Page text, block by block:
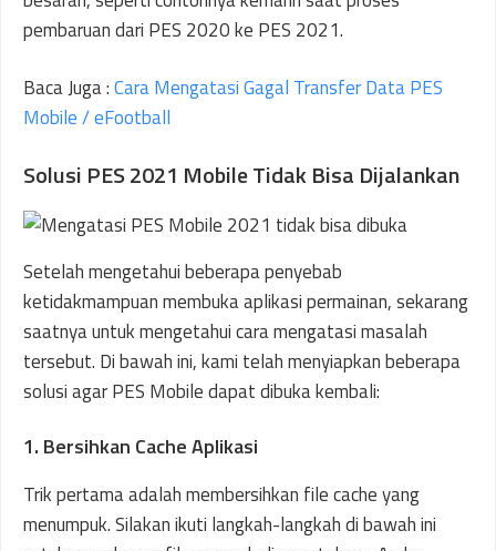
pembaruan dari PES 2020 ke PES 2021.
Baca Juga :Cara Mengatasi Gagal Transfer Data PES
Mobile / eFootball
Solusi PES 2021 Mobile Tidak Bisa Dijalankan
Setelah mengetahui beberapa penyebab
ketidakmampuan membuka aplikasi permainan, sekarang
saatnya untuk mengetahui cara mengatasi masalah
tersebut. Di bawah ini, kami telah menyiapkan beberapa
solusi agar PES Mobile dapat dibuka kembali:
1. Bersihkan Cache Aplikasi
Trik pertama adalah membersihkan file cache yang
menumpuk. Silakan ikuti langkah-langkah di bawah ini